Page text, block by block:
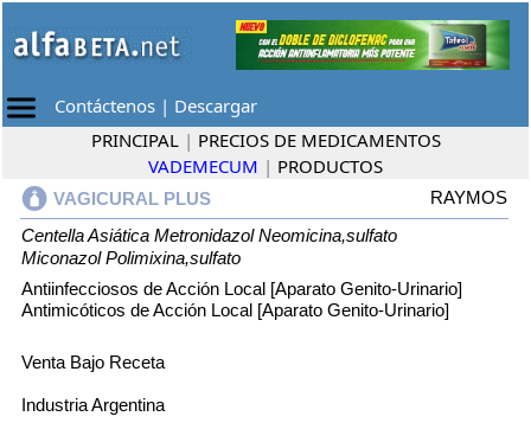
Contáctenos | Descargar
PRINCIPAL | PRECIOS DE MEDICAMENTOS
VADEMECUM | PRODUCTOS
VAGICURAL PLUS
RAYMOS
Centella Asiática Metronidazol Neomicina,sulfato
Miconazol Polimixina,sulfato
Antiinfecciosos de Acción Local [Aparato Genito-Urinario]
Antimicóticos de Acción Local [Aparato Genito-Urinario]
Venta Bajo Receta
Industria Argentina